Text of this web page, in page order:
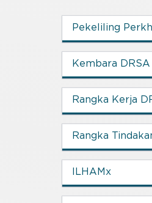
Pekeliling
Kembara DRSA
Rangka Kerja
Rangka
ILHAMx